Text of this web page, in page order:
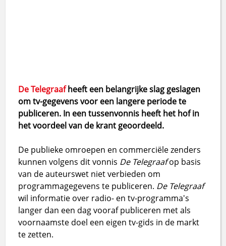
De Telegraafheeft een belangrijke slag geslagen
om tv-gegevens voor een langere periode te
publiceren. In een tussenvonnis heeft het hof in
het voordeel van de krant geoordeeld.
De publieke omroepen en commerciële zenders
kunnen volgens dit vonnis De Telegraafop basis
van de auteurswet niet verbieden om
programmagegevens te publiceren. De Telegraaf
wil informatie over radio- en tv-programma's
langer dan een dag vooraf publiceren met als
voornaamste doel een eigen tv-gids in de markt
te zetten.